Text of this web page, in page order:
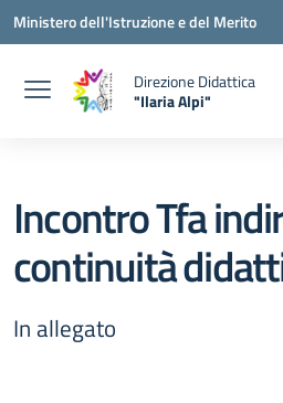
Vai ai contenuti
Vai al menu di navigazione
Vai al footer
Ministero dell'Istruzione e del Merito
Direzione Didattica
"Ilaria Alpi"
Incontro Tfa
continuità
In allegato